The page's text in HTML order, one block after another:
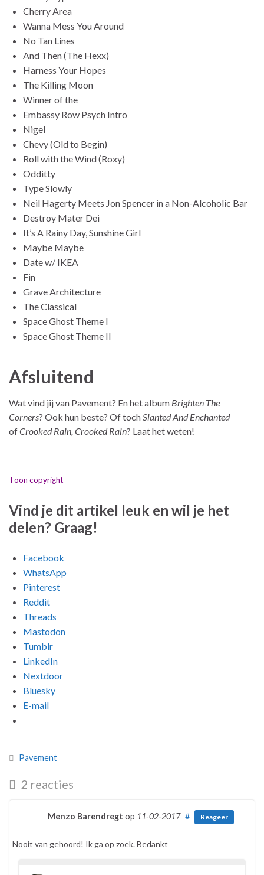
Cherry Area
Wanna Mess You Around
No Tan Lines
And Then (The Hexx)
Harness Your Hopes
The Killing Moon
Winner of the
Embassy Row Psych Intro
Nigel
Chevy (Old to Begin)
Roll with the Wind (Roxy)
Odditty
Type Slowly
Neil Hagerty Meets Jon Spencer in a Non-Alcoholic Bar
Destroy Mater Dei
It’s A Rainy Day, Sunshine Girl
Maybe Maybe
Date w/ IKEA
Fin
Grave Architecture
The Classical
Space Ghost Theme I
Space Ghost Theme II
Afsluitend
Wat vind jij van Pavement? En het album Brighten The
Corners? Ook hun beste? Of tochSlanted And Enchanted
ofCrooked Rain, Crooked Rain? Laat het weten!
Toon copyright
Vind je dit artikel leuk en wil je het
delen? Graag!
Facebook
WhatsApp
Pinterest
Reddit
Threads
Mastodon
Tumblr
LinkedIn
Nextdoor
Bluesky
E-mail
Pavement
2 reacties
Menzo Barendregt op 11-02-2017 # Reageer
Nooit van gehoord! Ik ga op zoek. Bedankt